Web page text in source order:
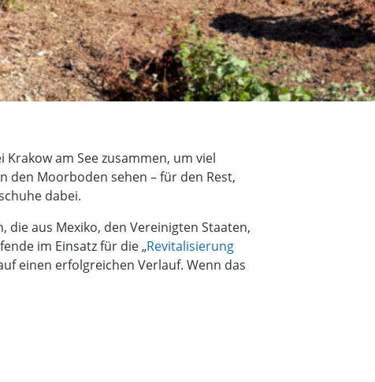
am See zusammen, um viel
den Moorboden sehen – für den Rest,
dabei.
die aus Mexiko, den Vereinigten Staaten,
im Einsatz für die „Revitalisierung
einen erfolgreichen Verlauf. Wenn das